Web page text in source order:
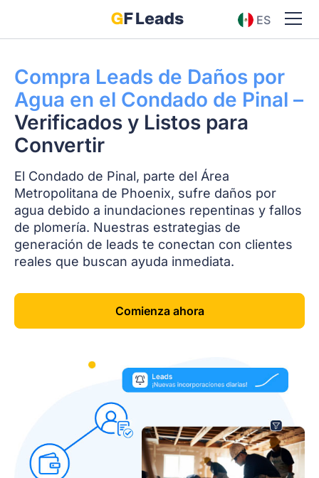
ES
Compra Leads de Daños por
Agua en el Condado de Pinal –
Verificados y Listos para
Convertir
El Condado de Pinal, parte del Área
Metropolitana de Phoenix, sufre daños por
agua debido a inundaciones repentinas y fallos
de plomería. Nuestras estrategias de
generación de leads te conectan con clientes
reales que buscan ayuda inmediata.
Comienza ahora